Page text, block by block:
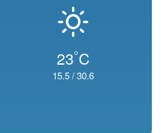
23°C
15.5/30.6